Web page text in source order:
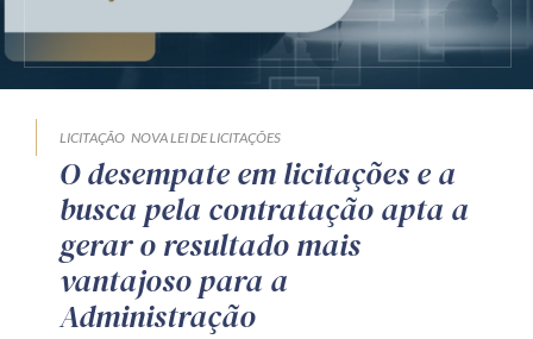
LICITAÇÃO NOVA LEI DE LICITAÇÕES
O desempate em licitações e a
busca pela contratação apta a
gerar o resultado mais
vantajoso para a
Administração